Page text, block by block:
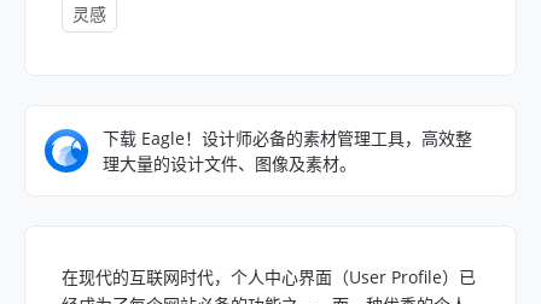
灵感
下载 Eagle！设计师必备的素材管理工具，高效整
理大量的设计文件、图像及素材。
在现代的互联网时代，个人中心界面（User Profile）已